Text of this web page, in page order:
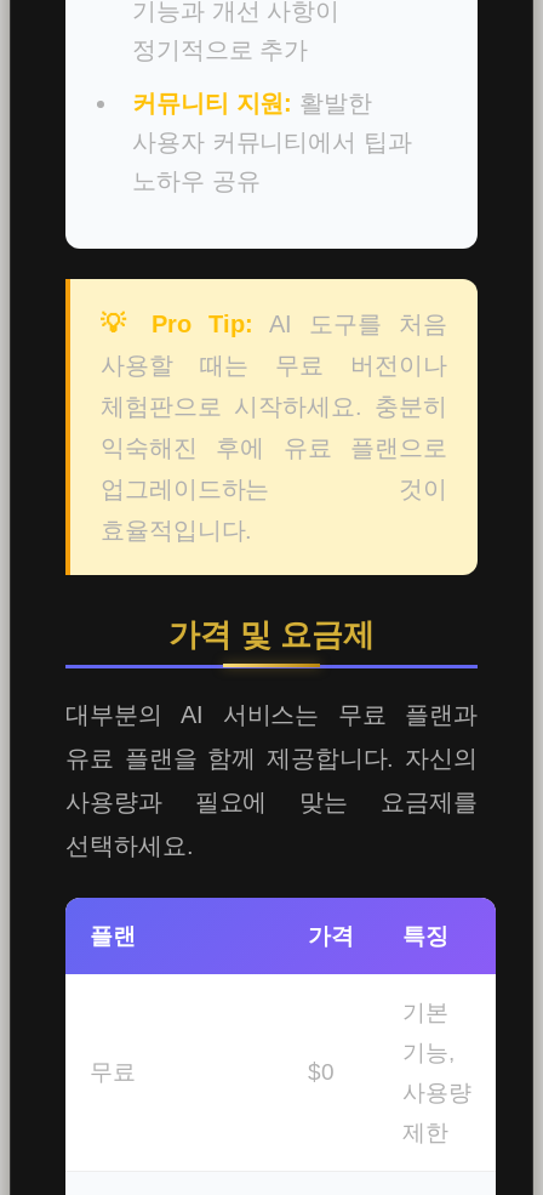
기능과 개선 사항이
정기적으로 추가
커뮤니티 지원: 활발한
사용자 커뮤니티에서 팁과
노하우 공유
💡 Pro Tip: AI 도구를 처음
사용할 때는 무료 버전이나
체험판으로 시작하세요. 충분히
익숙해진 후에 유료 플랜으로
업그레이드하는 것이
효율적입니다.
가격 및 요금제
대부분의 AI 서비스는 무료 플랜과
유료 플랜을 함께 제공합니다. 자신의
사용량과 필요에 맞는 요금제를
선택하세요.
플랜 가격 특징
무료 $0
기본
기능,
사용량
제한